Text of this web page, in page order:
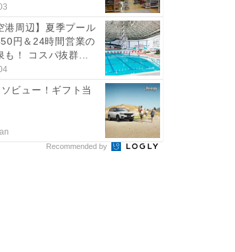
...
港周辺】夏季プール
円＆24時間営業の
も！ コスパ抜群...
ビュー！ギフト当
Recommended by